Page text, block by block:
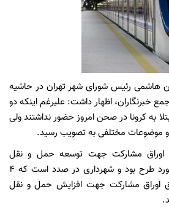
هاشمی رئیس شورای شهر تهران در حاشیه
خبرنگاران، ‌اظهار داشت: علیرغم اینکه دو
به کرونا در صحن امروز حضور نداشتند ولی
مختلفی به تصویب رسید.
اوراق مشارکت جهت توسعه حمل و نقل
عمومی، از جمله مباحث مورد طرح بود و شهرداری در صدد است که 4
اوراق مشارکت جهت افزایش حمل و نقل